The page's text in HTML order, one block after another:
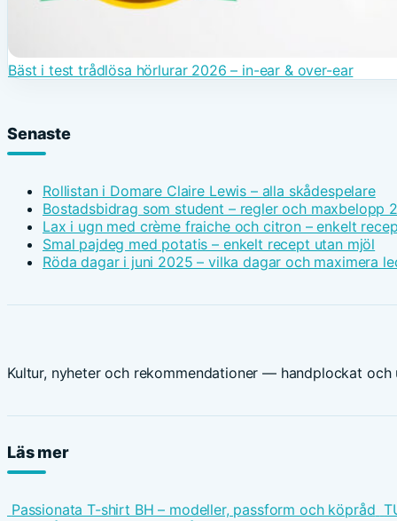
Bäst i test trådlösa hörlurar 2026 – in-ear & over-ear
Senaste
Rollistan i Domare Claire Lewis – alla skådespelare
Bostadsbidrag som student – regler och maxbelopp
Lax i ugn med crème fraiche och citron – enkelt
Smal pajdeg med potatis – enkelt recept utan mjöl
Röda dagar i juni 2025 – vilka dagar och maximera
Kultur, nyheter och rekommendationer — handplockat
Läs mer
Passionata T-shirt BH – modeller, passform och köpråd